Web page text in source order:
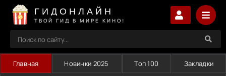
ГИДОНЛАЙН
ТВОЙ ГИД В МИРЕ КИНО!
Главная Новинки 2025 Топ 100 Закладки